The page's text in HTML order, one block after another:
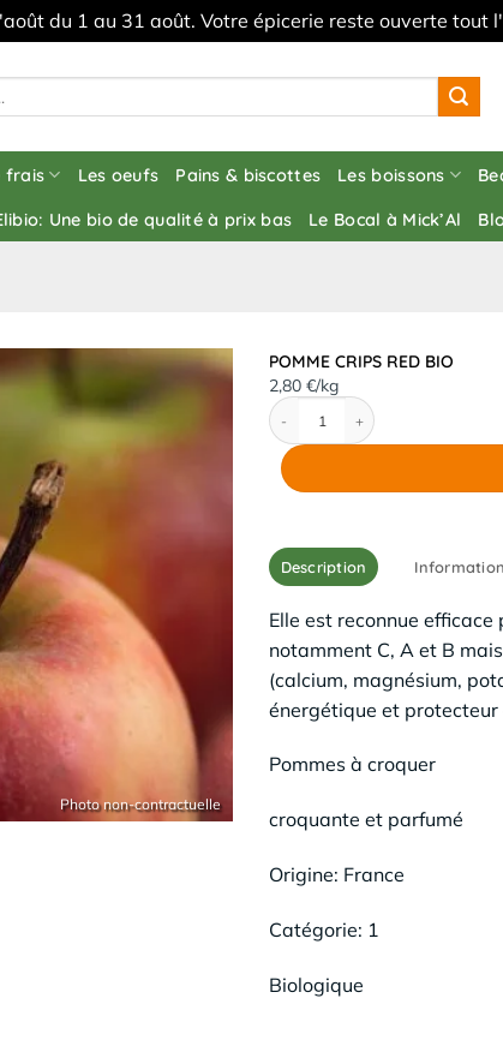
du 1 au 31 août. Votre épicerie reste ouverte tout
frais Les oeufs Pains & biscottes Les boissons
Une bio de qualité à prix bas Le Bocal à Mick’Al
POMME CRIPS RED BIO
2,80 €/kg
quantité de POMME CRIPS RED BIO
Description
Elle est reconnue efficace
notamment C, A et B
(calcium, magnésium,
énergétique et protecteur
Pommes à croquer
croquante et parfumé
Origine: France
Catégorie: 1
Biologique